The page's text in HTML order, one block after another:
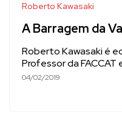
Roberto Kawasaki
A Barragem da
Roberto Kawasaki é
Professor da
04/02/2019